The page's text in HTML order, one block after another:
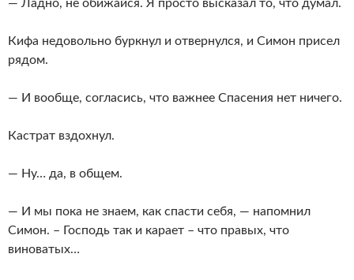
— Ладно, не обижайся. Я просто высказал то, что думал.
Кифа недовольно буркнул и отвернулся, и Симон присел
рядом.
— И вообще, согласись, что важнее Спасения нет ничего.
Кастрат вздохнул.
— Ну… да, в общем.
— И мы пока не знаем, как спасти себя, — напомнил
Симон. – Господь так и карает – что правых, что
виноватых…